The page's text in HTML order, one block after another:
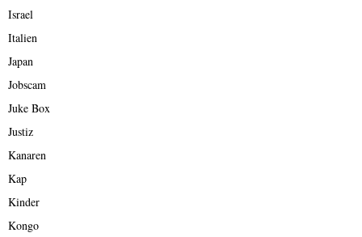
Israel
Italien
Japan
Jobscam
Juke Box
Justiz
Kanaren
Kap
Kinder
Kongo